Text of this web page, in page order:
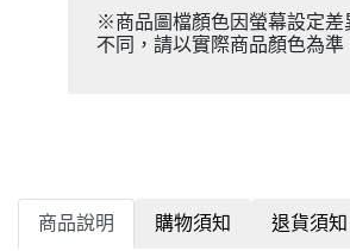
※商品圖檔顏色因螢幕設定差
不同，請以實際商品顏色為準
商品說明 購物須知 退貨須知